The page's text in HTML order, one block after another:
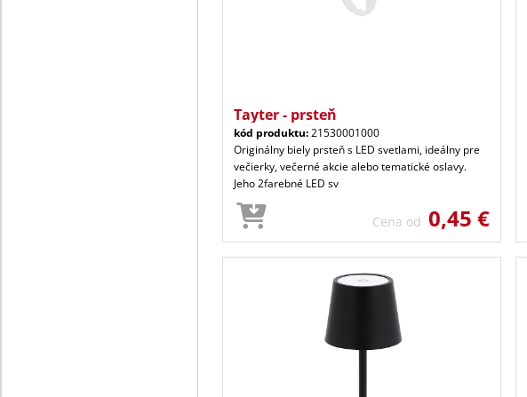
Tayter - prsteň
kód produktu:21530001000
Originálny biely prsteň s LED svetlami, ideálny pre
večierky, večerné akcie alebo tematické oslavy.
Jeho 2farebné LED sv
Cena od 0,45 €